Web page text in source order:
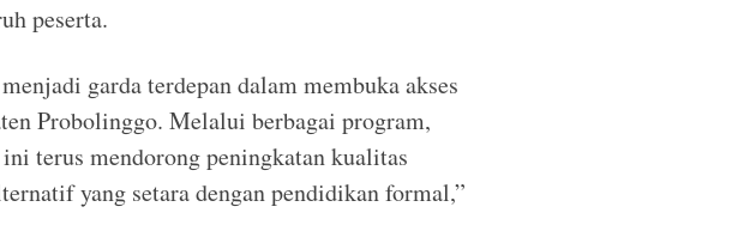
peserta.
garda terdepan dalam membuka akses
Probolinggo. Melalui berbagai program,
terus mendorong peningkatan kualitas
yang setara dengan pendidikan formal,”